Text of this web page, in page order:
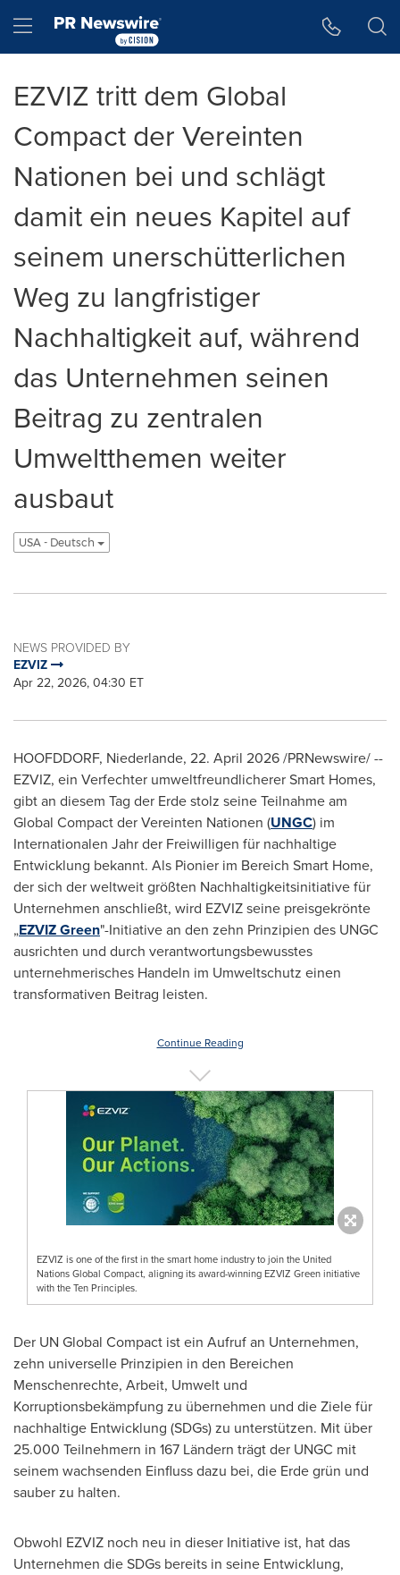
Hamburger menu
EZVIZ tritt dem Global
Compact der Vereinten
Nationen bei und schlägt
damit ein neues Kapitel auf
seinem unerschütterlichen
Weg zu langfristiger
Nachhaltigkeit auf, während
das Unternehmen seinen
Beitrag zu zentralen
Umweltthemen weiter
ausbaut
USA - Deutsch
NEWS PROVIDED BY
EZVIZ
Apr 22, 2026, 04:30 ET
HOOFDDORF, Niederlande, 22. April 2026/PRNewswire/ --
EZVIZ, ein Verfechter umweltfreundlicherer Smart Homes,
gibt an diesem Tag der Erde stolz seine Teilnahme am
Global Compact der Vereinten Nationen (UNGC) im
Internationalen Jahr der Freiwilligen für nachhaltige
Entwicklung bekannt. Als Pionier im Bereich Smart Home,
der sich der weltweit größten Nachhaltigkeitsinitiative für
Unternehmen anschließt, wird EZVIZ seine preisgekrönte
„EZVIZ Green"-Initiative an den zehn Prinzipien des UNGC
ausrichten und durch verantwortungsbewusstes
unternehmerisches Handeln im Umweltschutz einen
transformativen Beitrag leisten.
Continue Reading
EZVIZ is one of the first in the smart home industry to join the United
Nations Global Compact, aligning its award-winning EZVIZ Green initiative
with the Ten Principles.
Der UN Global Compact ist ein Aufruf an Unternehmen,
zehn universelle Prinzipien in den Bereichen
Menschenrechte, Arbeit, Umwelt und
Korruptionsbekämpfung zu übernehmen und die Ziele für
nachhaltige Entwicklung (SDGs) zu unterstützen. Mit über
25.000 Teilnehmern in 167 Ländern trägt der UNGC mit
seinem wachsenden Einfluss dazu bei, die Erde grün und
sauber zu halten.
Obwohl EZVIZ noch neu in dieser Initiative ist, hat das
Unternehmen die SDGs bereits in seine Entwicklung,